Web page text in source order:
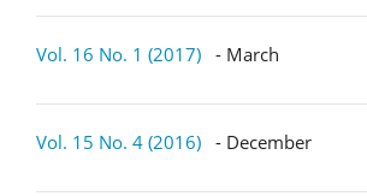
Vol. 16 No. 1 (2017) - March
Vol. 15 No. 4 (2016) - December